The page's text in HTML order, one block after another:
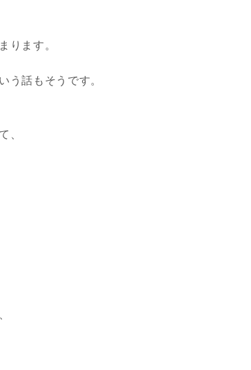
ります。
う話もそうです。
、